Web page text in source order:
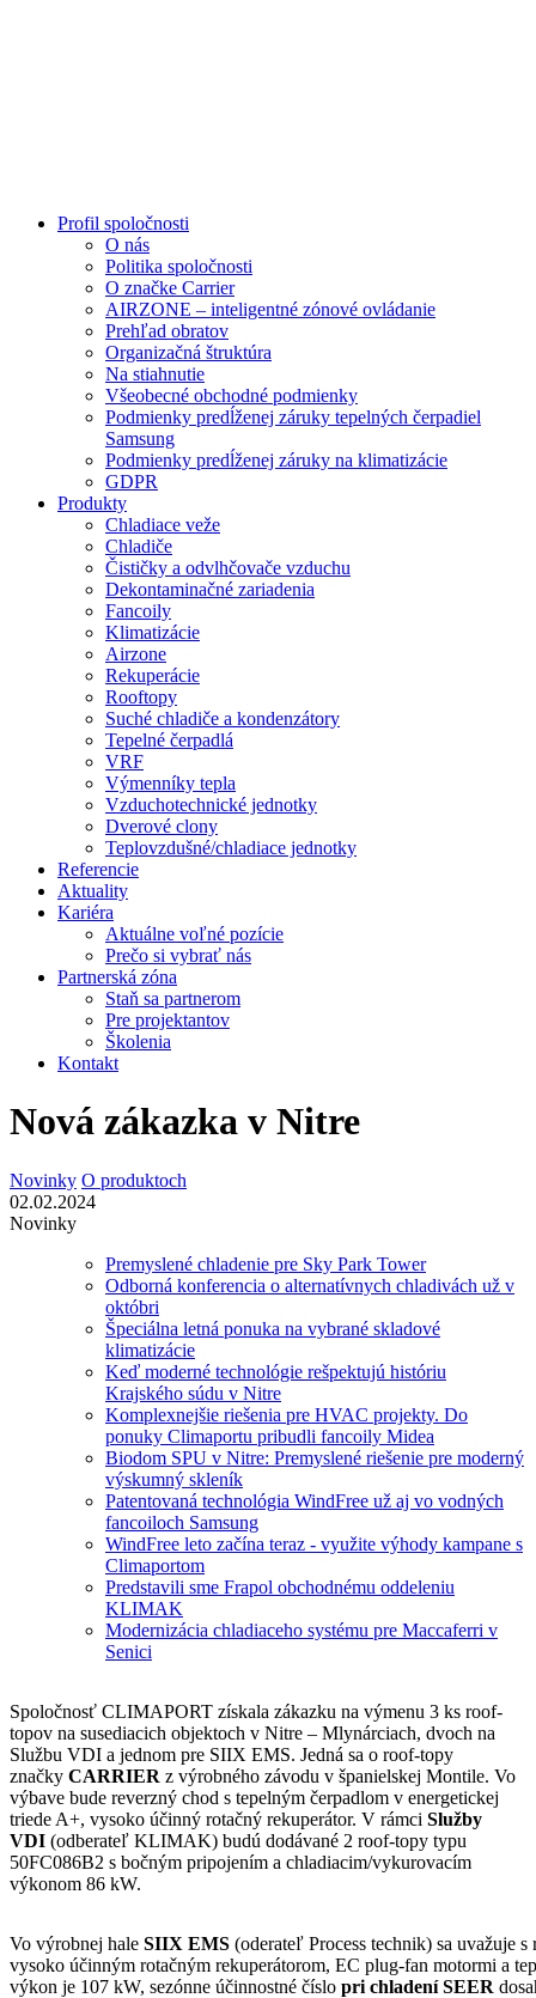
Profil spoločnosti
O nás
Politika spoločnosti
O značke Carrier
AIRZONE – inteligentné zónové ovládanie
Prehľad obratov
Organizačná štruktúra
Na stiahnutie
Všeobecné obchodné podmienky
Podmienky predĺženej záruky tepelných čerpadiel
Samsung
Podmienky predĺženej záruky na klimatizácie
GDPR
Produkty
Chladiace veže
Chladiče
Čističky a odvlhčovače vzduchu
Dekontaminačné zariadenia
Fancoily
Klimatizácie
Airzone
Rekuperácie
Rooftopy
Suché chladiče a kondenzátory
Tepelné čerpadlá
VRF
Výmenníky tepla
Vzduchotechnické jednotky
Dverové clony
Teplovzdušné/chladiace jednotky
Referencie
Aktuality
Kariéra
Aktuálne voľné pozície
Prečo si vybrať nás
Partnerská zóna
Staň sa partnerom
Pre projektantov
Školenia
Kontakt
Nová zákazka v Nitre
Novinky O produktoch
02.02.2024
Novinky
Premyslené chladenie pre Sky Park Tower
Odborná konferencia o alternatívnych chladivách už v
októbri
Špeciálna letná ponuka na vybrané skladové
klimatizácie
Keď moderné technológie rešpektujú históriu
Krajského súdu v Nitre
Komplexnejšie riešenia pre HVAC projekty. Do
ponuky Climaportu pribudli fancoily Midea
Biodom SPU v Nitre: Premyslené riešenie pre moderný
výskumný skleník
Patentovaná technológia WindFree už aj vo vodných
fancoiloch Samsung
WindFree leto začína teraz - využite výhody kampane s
Climaportom
Predstavili sme Frapol obchodnému oddeleniu
KLIMAK
Modernizácia chladiaceho systému pre Maccaferri v
Senici
Spoločnosť CLIMAPORT získala zákazku na výmenu 3 ks roof-
topov na susediacich objektoch v Nitre – Mlynárciach, dvoch na
Službu VDI a jednom pre SIIX EMS. Jedná sa o roof-topy
značky CARRIER z výrobného závodu v španielskej Montile. Vo
výbave bude reverzný chod s tepelným čerpadlom v energetickej
triede A+, vysoko účinný rotačný rekuperátor. V rámci Služby
VDI (odberateľ KLIMAK) budú dodávané 2 roof-topy typu
50FC086B2 s bočným pripojením a chladiacim/vykurovacím
výkonom 86 kW.
Vo výrobnej hale SIIX EMS (oderateľ Process technik) sa uvažuje
vysoko účinným rotačným rekuperátorom, EC plug-fan motormi a
výkon je 107 kW, sezónne účinnostné číslo pri chladení SEER